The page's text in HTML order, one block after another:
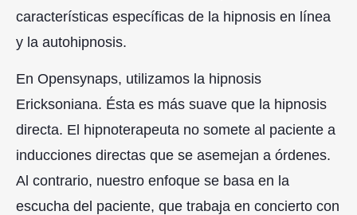
características específicas de la hipnosis en línea
y la autohipnosis.
En Opensynaps, utilizamos la hipnosis
Ericksoniana. Ésta es más suave que la hipnosis
directa. El hipnoterapeuta no somete al paciente a
inducciones directas que se asemejan a órdenes.
Al contrario, nuestro enfoque se basa en la
escucha del paciente, que trabaja en concierto con